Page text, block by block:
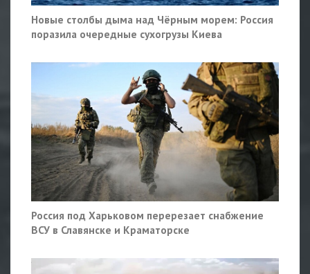
Новые столбы дыма над Чёрным морем: Россия
поразила очередные сухогрузы Киева
Россия под Харьковом перерезает снабжение
ВСУ в Славянске и Краматорске